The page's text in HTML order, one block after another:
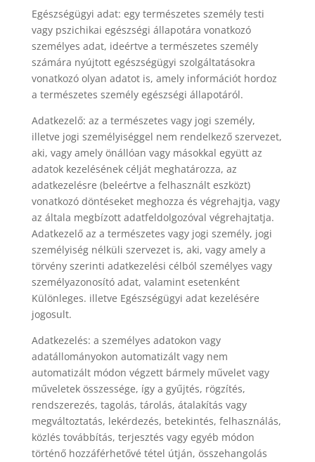
Egészségügyi adat: egy természetes személy testi
vagy pszichikai egészségi állapotára vonatkozó
személyes adat, ideértve a természetes személy
számára nyújtott egészségügyi szolgáltatásokra
vonatkozó olyan adatot is, amely információt hordoz
a természetes személy egészségi állapotáról.
Adatkezelő: az a természetes vagy jogi személy,
illetve jogi személyiséggel nem rendelkező szervezet,
aki, vagy amely önállóan vagy másokkal együtt az
adatok kezelésének célját meghatározza, az
adatkezelésre (beleértve a felhasznált eszközt)
vonatkozó döntéseket meghozza és végrehajtja, vagy
az általa megbízott adatfeldolgozóval végrehajtatja.
Adatkezelő az a természetes vagy jogi személy, jogi
személyiség nélküli szervezet is, aki, vagy amely a
törvény szerinti adatkezelési célból személyes vagy
személyazonosító adat, valamint esetenként
Különleges. illetve Egészségügyi adat kezelésére
jogosult.
Adatkezelés: a személyes adatokon vagy
adatállományokon automatizált vagy nem
automatizált módon végzett bármely művelet vagy
műveletek összessége, így a gyűjtés, rögzítés,
rendszerezés, tagolás, tárolás, átalakítás vagy
megváltoztatás, lekérdezés, betekintés, felhasználás,
közlés továbbítás, terjesztés vagy egyéb módon
történő hozzáférhetővé tétel útján, összehangolás